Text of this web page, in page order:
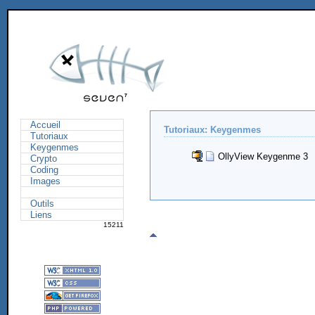
Tutoriaux: Keygenmes
OllyView Keygenme 3
Accueil
Tutoriaux
Keygenmes
Crypto
Coding
Images
Outils
Liens
15211